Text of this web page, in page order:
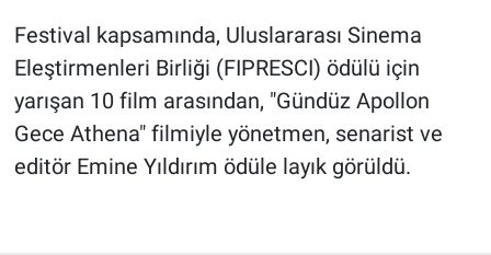
Festival kapsamında, Uluslararası Sinema
Eleştirmenleri Birliği (FIPRESCI) ödülü için
yarışan 10 film arasından, "Gündüz Apollon
Gece Athena" filmiyle yönetmen, senarist ve
editör Emine Yıldırım ödüle layık görüldü.